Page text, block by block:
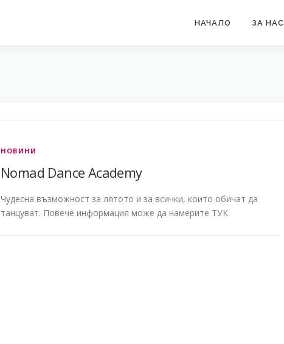
НАЧАЛО ЗА НАС
НОВИНИ
Nomad Dance Academy
Чудесна възможност за лятото и за всички, които обичат да
танцуват. Повече информация може да намерите ТУК